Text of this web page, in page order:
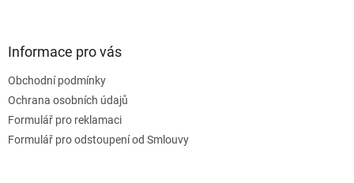
Informace pro vás
Obchodní podmínky
Ochrana osobních údajů
Formulář pro reklamaci
Formulář pro odstoupení od Smlouvy